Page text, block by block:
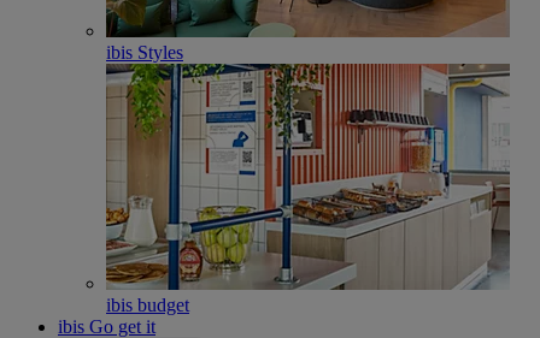
ibis Styles
ibis budget
ibis Go get it